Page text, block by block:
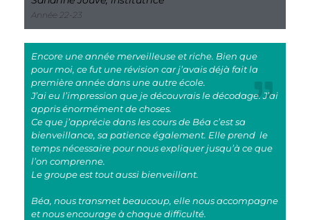
Année 22-23
Encore une année merveilleuse et riche. Bien que
pour moi, ce fut une révision car j’avais déjà fait la
première année dans une autre école.
J’ai eu l’impression que je découvrais le décodage. J’ai
appris énormément de choses.
Ce que j’apprécie dans les cours de Béa c’est sa
bienveillance, sa patience également. Elle prend le
temps nécessaire pour nous expliquer jusqu’à ce que
l’on comprenne.
Le groupe est tout aussi bienveillant.
Béa, nous transmet beaucoup, elle nous accompagne
et nous encourage à chaque difficulté.